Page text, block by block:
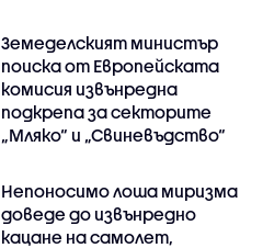
Земеделският министър
поиска от Европейската
комисия извънредна
подкрепа за секторите
„Мляко“ и „Свиневъдство“
Непоносимо лоша миризма
доведе до извънредно
кацане на самолет,